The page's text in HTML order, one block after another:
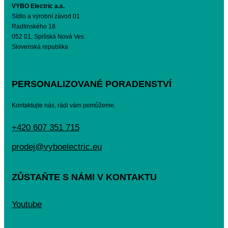
VYBO Electric a.s.
Sídlo a výrobní závod 01
Radlinského 18
052 01, Spišská Nová Ves
Slovenská republika
PERSONALIZOVANÉ PORADENSTVÍ
Kontaktujte nás, rádi vám pomůžeme.
+420 607 351 715
prodej@vyboelectric.eu
ZŮSTAŇTE S NÁMI V KONTAKTU
Youtube